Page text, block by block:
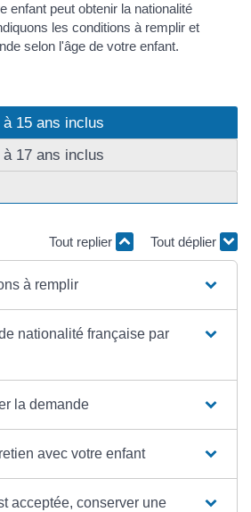
enfant peut obtenir la nationalité
les conditions à remplir et
selon l'âge de votre enfant.
15 ans inclus
17 ans inclus
Tout replier Tout déplier
à remplir
nationalité française par
la demande
avec votre enfant
acceptée, conserver une